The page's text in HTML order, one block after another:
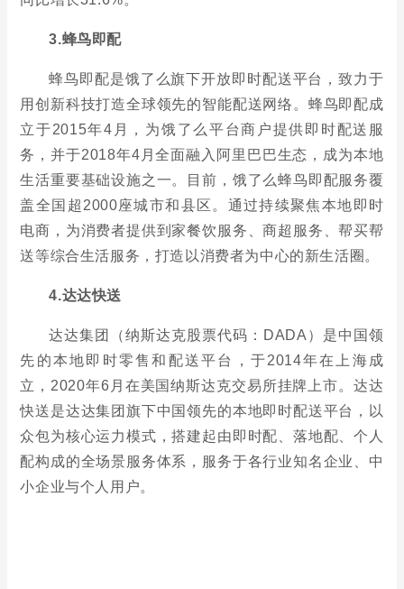
3.蜂鸟即配
蜂鸟即配是饿了么旗下开放即时配送平台，致力于
用创新科技打造全球领先的智能配送网络。蜂鸟即配成
立于2015年4月，为饿了么平台商户提供即时配送服
务，并于2018年4月全面融入阿里巴巴生态，成为本地
生活重要基础设施之一。目前，饿了么蜂鸟即配服务覆
盖全国超2000座城市和县区。通过持续聚焦本地即时
电商，为消费者提供到家餐饮服务、商超服务、帮买帮
送等综合生活服务，打造以消费者为中心的新生活圈。
4.达达快送
达达集团（纳斯达克股票代码：DADA）是中国领
先的本地即时零售和配送平台，于2014年在上海成
立，2020年6月在美国纳斯达克交易所挂牌上市。达达
快送是达达集团旗下中国领先的本地即时配送平台，以
众包为核心运力模式，搭建起由即时配、落地配、个人
配构成的全场景服务体系，服务于各行业知名企业、中
小企业与个人用户。